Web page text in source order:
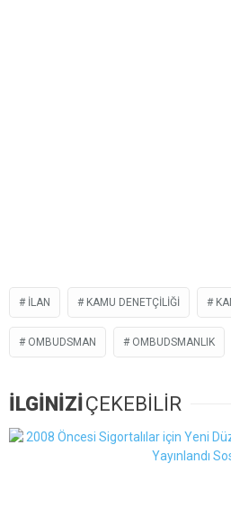
İLAN KAMU DENETÇILIĞI
OMBUDSMAN OMBUDSMANLIK
İLGİNİZİÇEKEBİLİR